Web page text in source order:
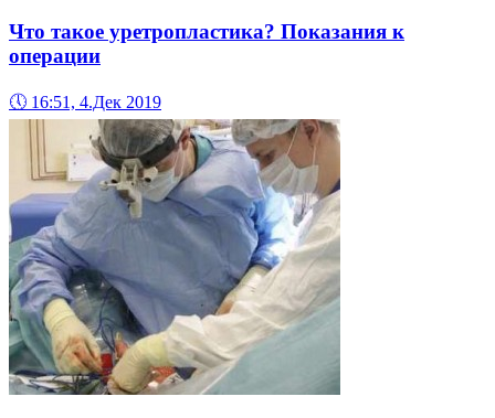
Что такое уретропластика? Показания к
операции
🕔 16:51, 4.Дек 2019